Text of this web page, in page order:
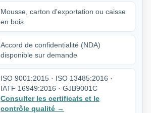
Mousse, carton d'exportation ou caisse
en bois
Accord de confidentialité (NDA)
disponible sur demande
ISO 9001:2015 · ISO 13485:2016 ·
IATF 16949:2016 · GJB9001C
Consulter les certificats et le
contrôle qualité →